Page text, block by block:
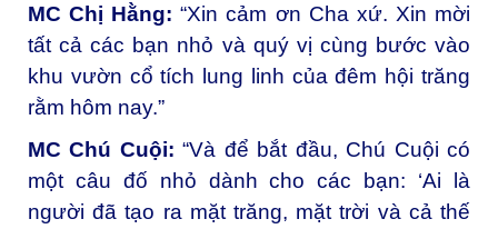
MC Chị Hằng: “Xin cảm ơn Cha xứ. Xin mời
tất cả các bạn nhỏ và quý vị cùng bước vào
khu vườn cổ tích lung linh của đêm hội trăng
rằm hôm nay.”
MC Chú Cuội: “Và để bắt đầu, Chú Cuội có
một câu đố nhỏ dành cho các bạn: ‘Ai là
người đã tạo ra mặt trăng, mặt trời và cả thế